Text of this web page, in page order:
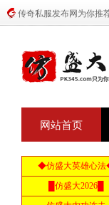
传奇私服发布网为你推
网站首页